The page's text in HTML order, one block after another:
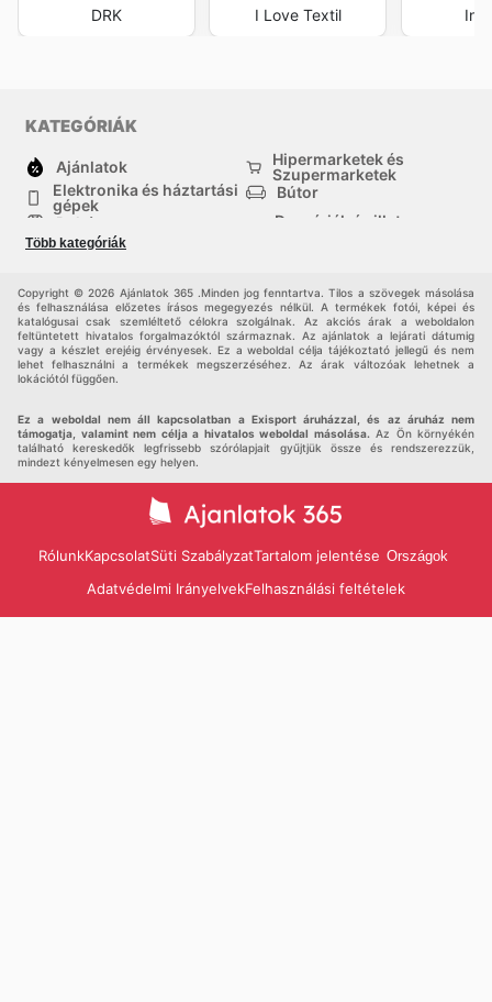
DRK I Love Textil
KATEGÓRIÁK
Ajánlatok
Hipermarketek és
Szupermarketek
Elektronika és háztartási
gépek
Bútor
Ruházat
Drogériák és illatszer-
háztartási cikkek
Több kategóriák
Copyright © 2026 Ajánlatok 365 .Minden jog fenntartva. Tilos a szövegek másolása
és felhasználása előzetes írásos megegyezés nélkül. A termékek fotói, képei és
katalógusai csak szemléltető célokra szolgálnak. Az akciós árak a weboldalon
feltüntetett hivatalos forgalmazóktól származnak. Az ajánlatok a lejárati dátumig
vagy a készlet erejéig érvényesek. Ez a weboldal célja tájékoztató jellegű és nem
lehet felhasználni a termékek megszerzéséhez. Az árak változóak lehetnek a
lokációtól függően.
Ez a weboldal nem áll kapcsolatban a Exisport áruházzal, és az áruház nem
támogatja, valamint nem célja a hivatalos weboldal másolása. Az Ön környékén
található kereskedők legfrissebb szórólapjait gyűjtjük össze és rendszerezzük,
mindezt kényelmesen egy helyen.
RólunkKapcsolatSüti SzabályzatTartalom jelentése Országok
Adatvédelmi IrányelvekFelhasználási feltételek